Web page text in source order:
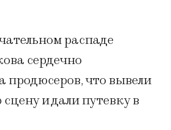
распаде
сердечно
продюсеров, что вывели
и дали путевку в